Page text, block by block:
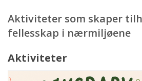
Aktiviteter som skaper
fellesskap i nærmiljøene
Aktiviteter